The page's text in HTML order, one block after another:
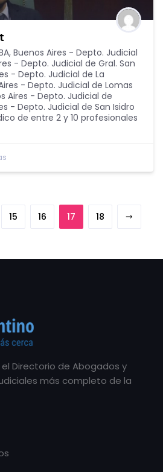
, Buenos Aires - Depto. Judicial
- Depto. Judicial de Gral. San
- Depto. Judicial de La
- Depto. Judicial de Lomas
Aires - Depto. Judicial de
- Depto. Judicial de San Isidro
de entre 2 y 10 profesionales
15 16 17 18
Directorio de Abogados y
más completo de la